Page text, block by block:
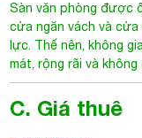
Sàn văn phòng được
cửa ngăn vách và
lực. Thế nên, không
mát, rộng rãi và
C. Giá thuê